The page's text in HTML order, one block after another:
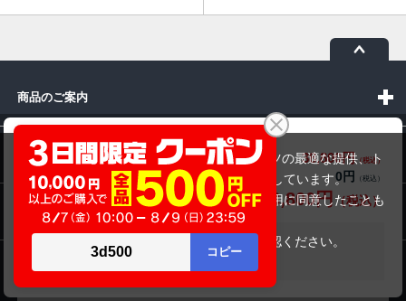
DELL Latitude 5310 P97G（第10世代CPU）
商品価格(税込) 38,800円
44,800円
オプション小計価格(税込)
0円
商品合計価格(税込)
38,800円
在庫がありません
商品のご案内
パソコン市場について
パソコン販売以外のサービス
お問い合わせ
当サイトでは利用体験の向上およびコンテンツの最適な提供、ト
ラフィックの分析を目的としてCookieを使用しています。
サイトの閲覧を継続された場合、Cookieの利用に同意したことも
のといたします。
をご確認ください。
承諾する